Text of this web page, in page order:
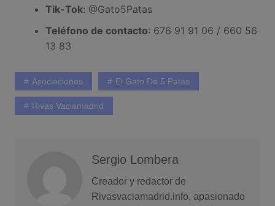
Tik-Tok: @Gato5Patas
Teléfono de contacto: 676 91 91 06 / 660 56
13 83
Asociaciones El Gato De 5 Patas
Rivas Vaciamadrid
Sergio Lombera
Creador y redactor de
Rivasvaciamadrid.info, apasionado